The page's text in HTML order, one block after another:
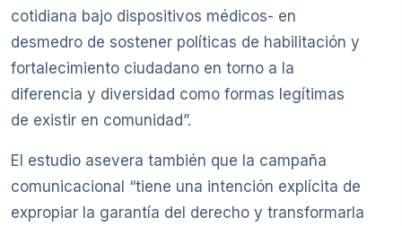
cotidiana bajo dispositivos médicos- en
desmedro de sostener políticas de habilitación y
fortalecimiento ciudadano en torno a la
diferencia y diversidad como formas legítimas
de existir en comunidad”.
El estudio asevera también que la campaña
comunicacional “tiene una intención explícita de
expropiar la garantía del derecho y transformarla